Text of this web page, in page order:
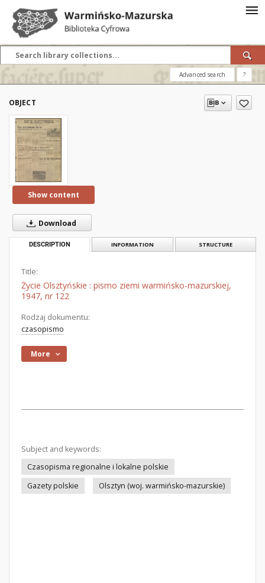
Advanced search ?
OBJECT
Show content
Download
DESCRIPTION INFORMATION STRUCTURE
Title:
Życie Olsztyńskie : pismo ziemi warmińsko-mazurskiej,
1947, nr 122
Rodzaj dokumentu:
czasopismo
More
Subject and keywords:
Czasopisma regionalne i lokalne polskie
Gazety polskie
Olsztyn (woj. warmińsko-mazurskie)